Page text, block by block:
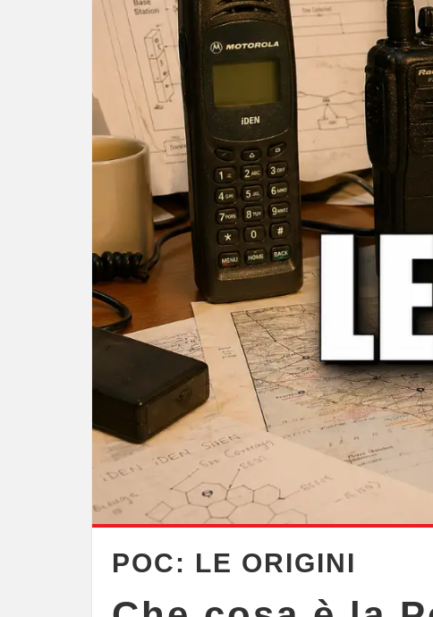
POC: LE ORIGINI